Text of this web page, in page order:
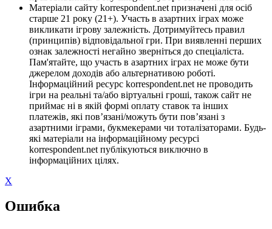
Матеріали сайту korrespondent.net призначені для осіб
старше 21 року (21+). Участь в азартних іграх може
викликати ігрову залежність. Дотримуйтесь правил
(принципів) відповідальної гри. При виявленні перших
ознак залежності негайно зверніться до спеціаліста.
Пам'ятайте, що участь в азартних іграх не може бути
джерелом доходів або альтернативою роботі.
Інформаційний ресурс korrespondent.net не проводить
ігри на реальні та/або віртуальні гроші, також сайт не
приймає ні в якій формі оплату ставок та інших
платежів, які пов’язані/можуть бути пов’язані з
азартними іграми, букмекерами чи тоталізаторами. Будь-
які матеріали на інформаційному ресурсі
korrespondent.net публікуються виключно в
інформаційних цілях.
X
Ошибка